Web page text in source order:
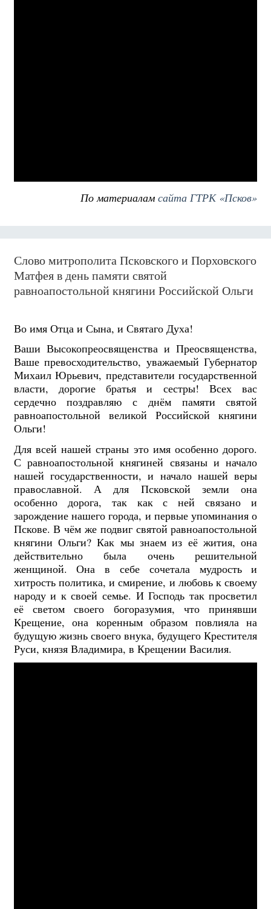
По материаламсайта ГТРК «Псков»
Слово митрополита Псковского и Порховского
Матфея в день памяти святой
равноапостольной княгини Российской Ольги
Во имя Отца и Сына, и Святаго Духа!
Ваши Высокопреосвященства и Преосвященства,
Ваше превосходительство, уважаемый Губернатор
Михаил Юрьевич, представители государственной
власти, дорогие братья и сестры! Всех вас
сердечно поздравляю с днём памяти святой
равноапостольной великой Российской княгини
Ольги!
Для всей нашей страны это имя особенно дорого.
С равноапостольной княгиней связаны и начало
нашей государственности, и начало нашей веры
православной. А для Псковской земли она
особенно дорога, так как с ней связано и
зарождение нашего города, и первые упоминания о
Пскове. В чём же подвиг святой равноапостольной
княгини Ольги? Как мы знаем из её жития, она
действительно была очень решительной
женщиной. Она в себе сочетала мудрость и
хитрость политика, и смирение, и любовь к своему
народу и к своей семье. И Господь так просветил
её светом своего богоразумия, что принявши
Крещение, она коренным образом повлияла на
будущую жизнь своего внука, будущего Крестителя
Руси, князя Владимира, в Крещении Василия.